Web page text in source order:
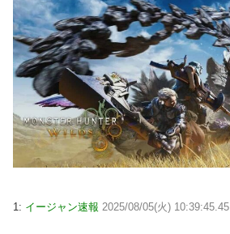
1: イージャン速報 2025/08/05(火) 10:39:45.45